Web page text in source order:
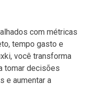
com métricas
tempo gasto e
você transforma
tomar decisões
e aumentar a